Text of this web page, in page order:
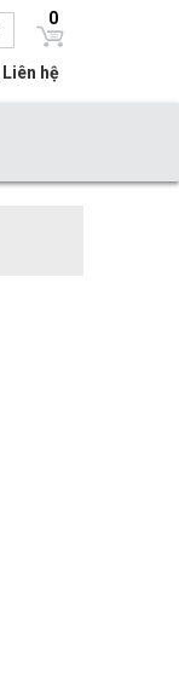
0
Liên hệ